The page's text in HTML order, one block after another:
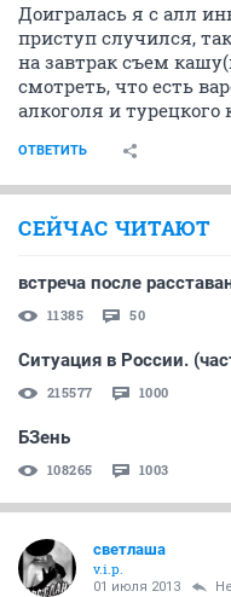
Доигралась я с алл
приступ случился,
на завтрак съем
смотреть, что есть
алкоголя и турецкого
ОТВЕТИТЬ
СЕЙЧАС ЧИТАЮТ
встреча после
11385 50
Ситуация в России.
215577 1000
БЗень
108265 1003
светлаша
v.i.p.
01 июля 2013